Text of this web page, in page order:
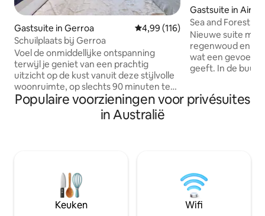
Gastsuite in Gerroa Gemiddelde beoordeling van
4,99 (116)
Schuilplaats bij Gerroa
Voel de onmiddellijke ontspanning
terwijl je geniet van een prachtig
uitzicht op de kust vanuit deze stijlvolle
woonruimte, op slechts 90 minuten ten
zuiden van Sydney en op 700 meter
lopen van Seven Mile Beach. Open de
bifolds om de oceaanbries te voelen en
jullie verwend met plekken om samen te
komen. Je pootch kan wild rennen in de
grasachtige, volledig omheinde tuin en
genieten van de tijd op de
Gastsuite in Airlie
Sea and Forest
Nieuwe suite met
regenwoud en
wat een gevoel
geeft. In de buurt
ontspannende
noordkant van
dagelijkse
gehoord.
Populaire voorzieningen voor privésuites
in Australië
Keuken Wifi